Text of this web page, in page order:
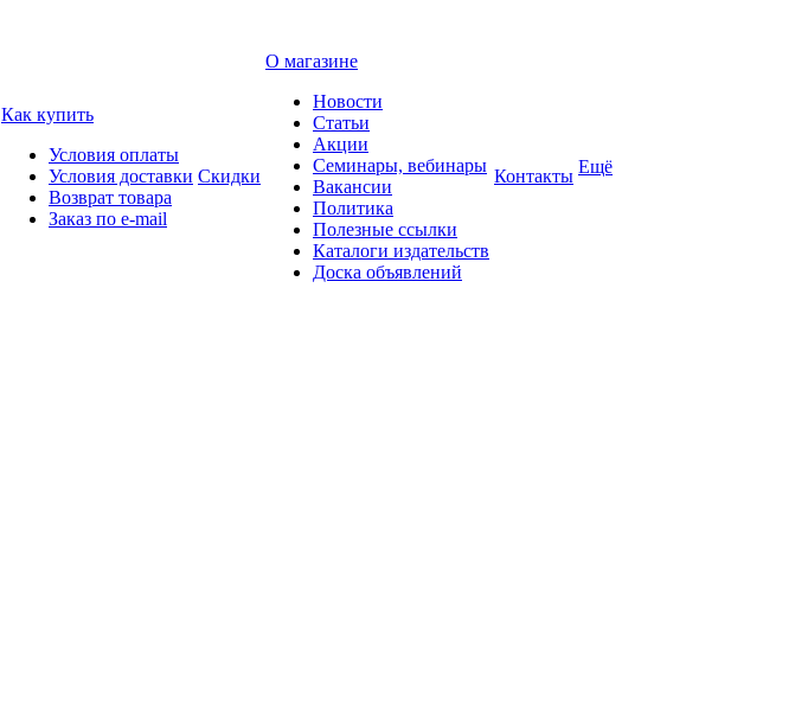
Как купить
Условия оплаты
Условия доставки
Возврат товара
Заказ по e-mail
Скидки
О магазине
Новости
Статьи
Акции
Семинары, вебинары
Вакансии
Политика
Полезные ссылки
Каталоги издательств
Доска объявлений
Контакты Ещё